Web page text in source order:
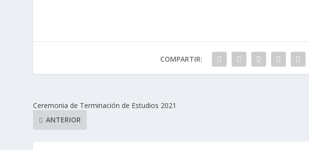
COMPARTIR:
Ceremonia de Terminación de Estudios 2021
ANTERIOR